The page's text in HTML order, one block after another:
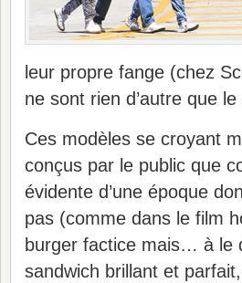
leur propre fange (chez
ne sont rien d’autre que
Ces modèles se croyant
conçus par le public que
évidente d’une époque
pas (comme dans le film
burger factice mais… à le
sandwich brillant et